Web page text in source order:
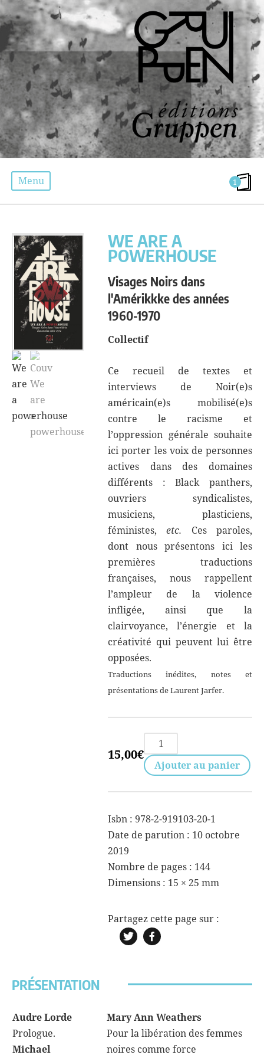
Menu 1
WE ARE A POWERHOUSE
WE ARE A
POWERHOUSE
Visages Noirs dans
l'Amérikkke des années
1960-1970
Collectif
Ce recueil de textes et
interviews de Noir(e)s
américain(e)s mobilisé(e)s
contre le racisme et
l’oppression générale souhaite
ici porter les voix de personnes
actives dans des domaines
différents : Black panthers,
ouvriers syndicalistes,
musiciens, plasticiens,
féministes,etc. Ces paroles,
dont nous présentons ici les
premières traductions
françaises, nous rappellent
l’ampleur de la violence
infligée, ainsi que la
clairvoyance, l’énergie et la
créativité qui peuvent lui être
opposées.
Traductions inédites, notes et
présentations de Laurent Jarfer.
15,00€
quantité
de
We
powerhouse
Ajouter au panier
Isbn : 978-2-919103-20-1
Date de parution : 10 octobre
2019
Nombre de pages : 144
Dimensions : 15 × 25 mm
PRÉSENTATION
Audre Lorde
Prologue.
Michael
Mary Ann Weathers
Pour la libération des femmes
noires comme force